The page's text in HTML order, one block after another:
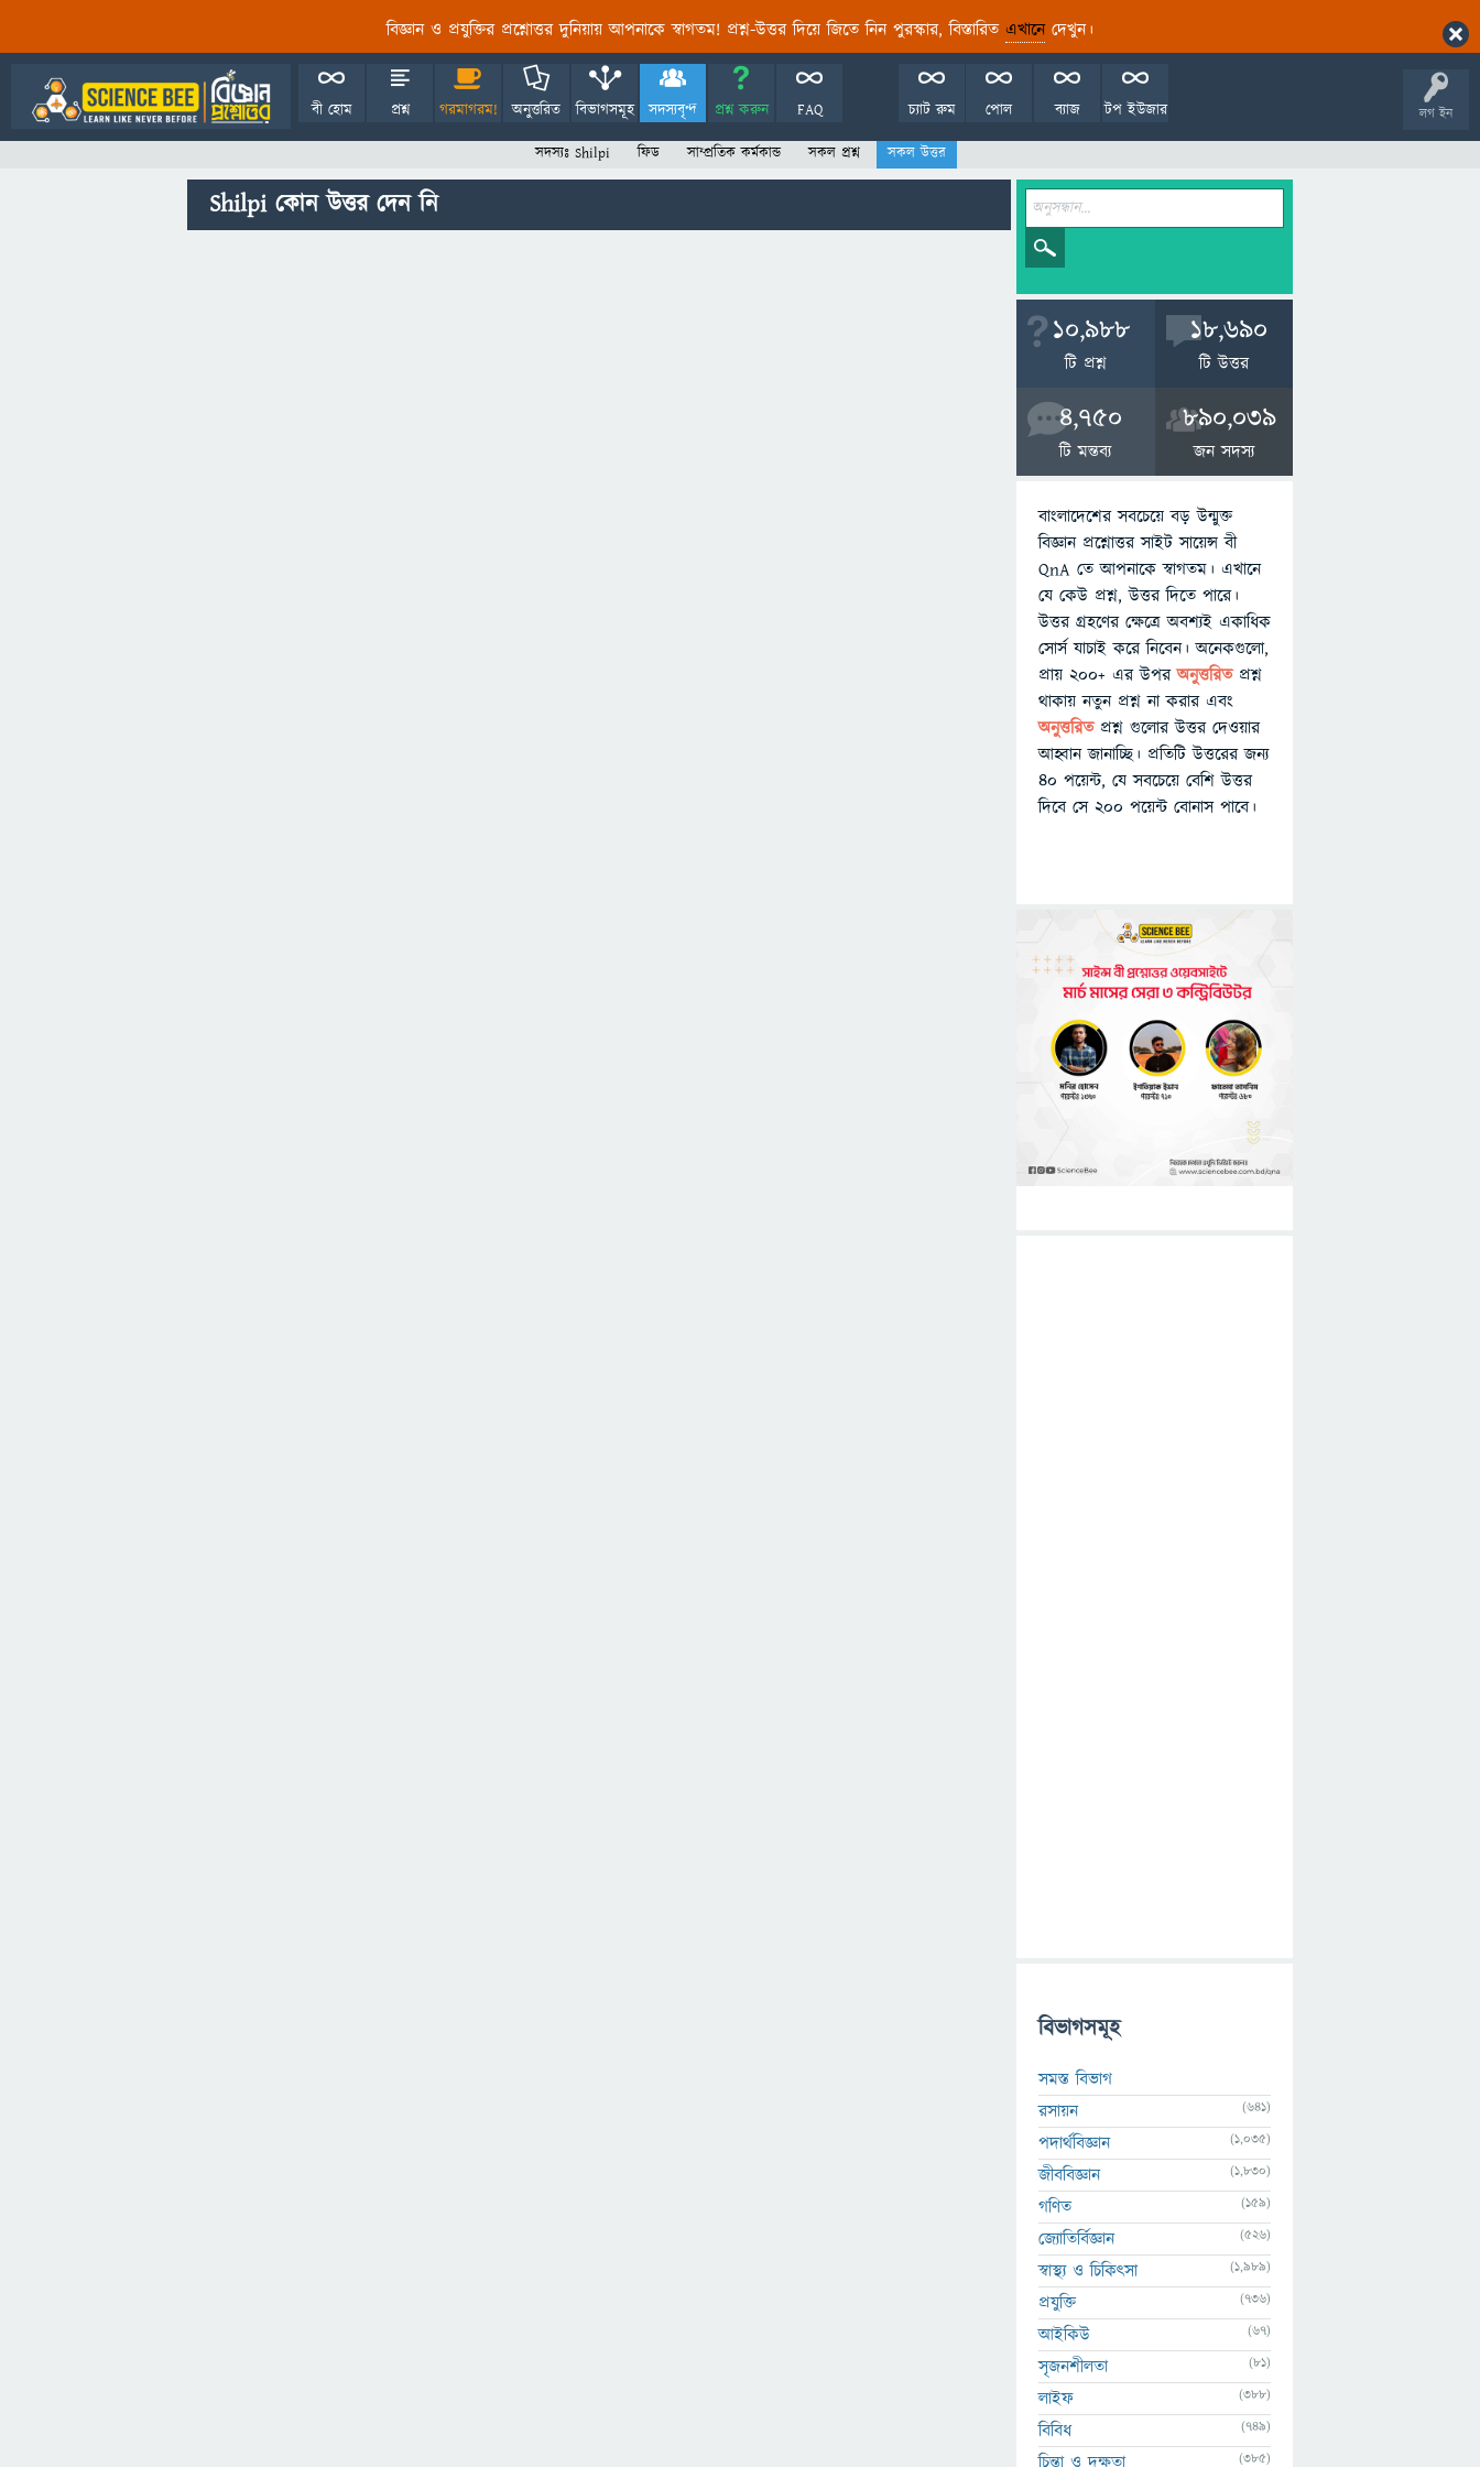
বিজ্ঞান ও প্রযুক্তির প্রশ্নোত্তর দুনিয়ায় আপনাকে স্বাগতম! প্রশ্ন-উত্তর দিয়ে জিতে নিন পুরস্কার, বিস্তারিত এখানেদেখুন।
লগ ইন
বী হোম প্রশ্ন গরমাগরম! অনুত্তরিত বিভাগসমূহ সদস্যবৃন্দ প্রশ্ন করুন FAQ টপ ইউজার
ব্যাজ
পোল
চ্যাট রুম
সদস্যঃ Shilpi ফিড সাম্প্রতিক কর্মকান্ড সকল প্রশ্ন সকল উত্তর
Shilpi কোন উত্তর দেন নি
10,988
টি প্রশ্ন
18,690
টি উত্তর
4,750
টি মন্তব্য
890,039
জন সদস্য
বাংলাদেশের সবচেয়ে বড় উন্মুক্ত
বিজ্ঞান প্রশ্নোত্তর সাইট সায়েন্স বী
QnA তে আপনাকে স্বাগতম। এখানে
যে কেউ প্রশ্ন, উত্তর দিতে পারে।
উত্তর গ্রহণের ক্ষেত্রে অবশ্যই একাধিক
সোর্স যাচাই করে নিবেন। অনেকগুলো,
প্রায় ২০০+ এর উপরঅনুত্তরিতপ্রশ্ন
থাকায় নতুন প্রশ্ন না করার এবং
অনুত্তরিত প্রশ্ন গুলোর উত্তর দেওয়ার
আহ্বান জানাচ্ছি। প্রতিটি উত্তরের জন্য
৪০ পয়েন্ট, যে সবচেয়ে বেশি উত্তর
দিবে সে ২০০ পয়েন্ট বোনাস পাবে।
বিভাগসমূহ
সমস্ত বিভাগ
রসায়ন
(641)
পদার্থবিজ্ঞান (1,035)
জীববিজ্ঞান (1,830)
গণিত (159)
জ্যোতির্বিজ্ঞান (526)
স্বাস্থ্য ও চিকিৎসা (1,989)
প্রযুক্তি (736)
আইকিউ (67)
সৃজনশীলতা (81)
লাইফ (388)
বিবিধ (749)
চিন্তা ও দক্ষতা (385)